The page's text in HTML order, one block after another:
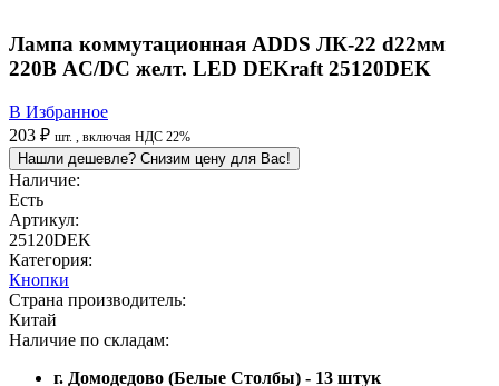
Лампа коммутационная ADDS ЛК-22 d22мм
220В AC/DC желт. LED DEKraft 25120DEK
В Избранное
203 ₽ шт. , включая НДС 22%
Нашли дешевле? Снизим цену для Вас!
Наличие:
Есть
Артикул:
25120DEK
Категория:
Кнопки
Страна производитель:
Китай
Наличие по складам:
г. Домодедово (Белые Столбы) - 13 штук